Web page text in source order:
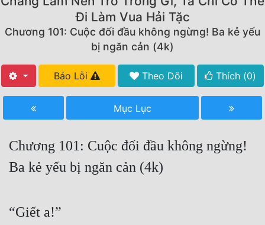
Truyện Mới Ra
Hoàn Thành
Free
Truyện Dịch
Truyện Nhập Môn
Xa Lộ Dịch
Đi Làm Vua Hải Tặc
Chương 101: Cuộc đối đầu không ngừng! Ba kẻ yếu
bị ngăn cản (4k)
Báo Lỗi Theo Dõi Thích (0)
Mục Lục
Chương 101: Cuộc đối đầu không ngừng!
Ba kẻ yếu bị ngăn cản (4k)
“Giết a!”